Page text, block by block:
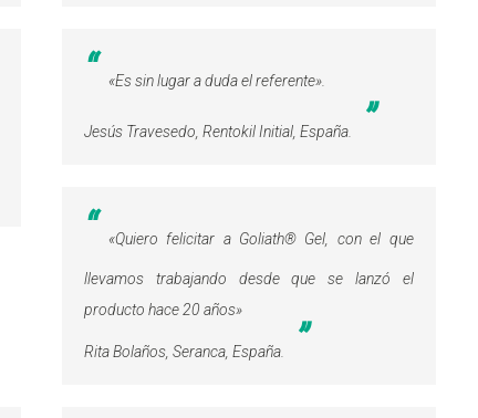
«Es sin lugar a duda el referente»
Jesús Travesedo, Rentokil Initial, España.
«Quiero felicitar a Goliath® Gel, con el que
llevamos trabajando desde que se lanzó el
producto hace 20 años»
Rita Bolaños, Seranca, España.